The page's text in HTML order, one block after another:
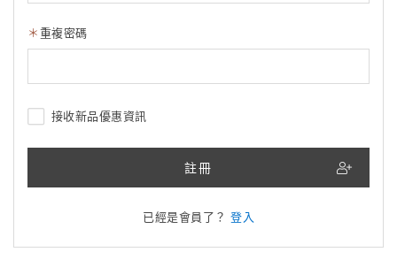
重複密碼
接收新品優惠資訊
註冊
已經是會員了？ 登入